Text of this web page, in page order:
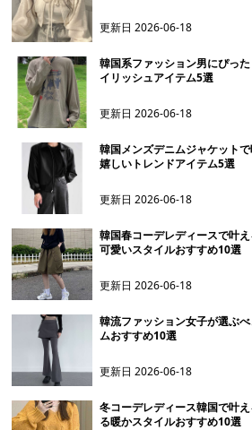
更新日2026-06-18
韓国系ファッション男にぴっ
イリッシュアイテム5選
更新日2026-06-18
韓国メンズデニムジャケット
嬉しいトレンドアイテム5選
更新日2026-06-18
韓国春コーデレディースで叶
可愛いスタイルおすすめ10選
更新日2026-06-18
韓流ファッション女子が選ぶ
ムおすすめ10選
更新日2026-06-18
冬コーデレディース韓国で叶
る暖かスタイルおすすめ10選